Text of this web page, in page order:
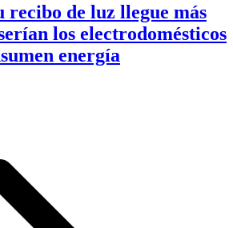
recibo de luz llegue más
los electrodomésticos
energía